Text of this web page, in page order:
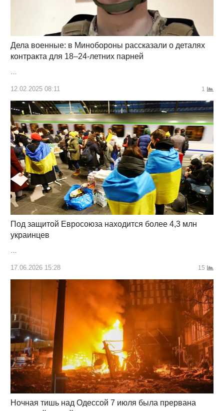
Дела военные: в Минобороны рассказали о деталях
контракта для 18–24-летних парней
12.02.2025 08:11 1
Под защитой Евросоюза находится более 4,3 млн
украинцев
17.06.2026 15:28 15
Ночная тишь над Одессой 7 июля была прервана